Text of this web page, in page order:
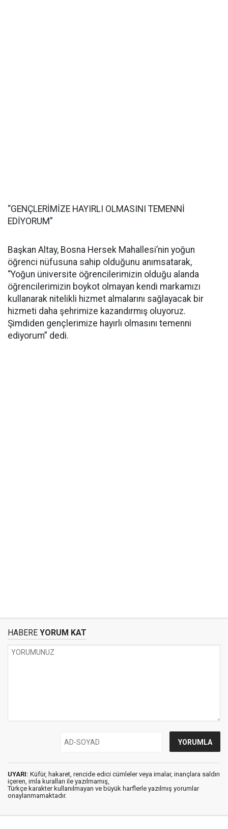
“GENÇLERİMİZE HAYIRLI OLMASINI TEMENNİ
EDİYORUM”
Başkan Altay, Bosna Hersek Mahallesi’nin yoğun
öğrenci nüfusuna sahip olduğunu anımsatarak,
“Yoğun üniversite öğrencilerimizin olduğu alanda
öğrencilerimizin boykot olmayan kendi markamızı
kullanarak nitelikli hizmet almalarını sağlayacak bir
hizmeti daha şehrimize kazandırmış oluyoruz.
Şimdiden gençlerimize hayırlı olmasını temenni
ediyorum” dedi.
HABERE YORUM KAT
UYARI: Küfür, hakaret, rencide edici cümleler veya imalar, inançlara saldırı
içeren, imla kuralları ile yazılmamış,
Türkçe karakter kullanılmayan ve büyük harflerle yazılmış yorumlar
onaylanmamaktadır.